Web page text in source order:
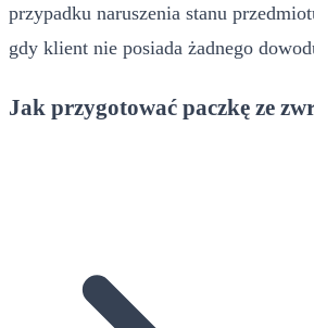
przypadku naruszenia stanu
gdy klient nie posiada żadnego
Jak przygotować paczkę ze